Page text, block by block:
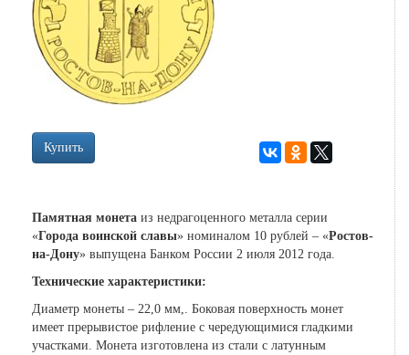
Купить
Памятная монета из недрагоценного металла серии
«Города воинской славы» номиналом 10 рублей – «Ростов-
на-Дону» выпущена Банком России 2 июля 2012 года.
Технические характеристики:
Диаметр монеты – 22,0 мм,. Боковая поверхность монет
имеет прерывистое рифление с чередующимися гладкими
участками. Монета изготовлена из стали с латунным